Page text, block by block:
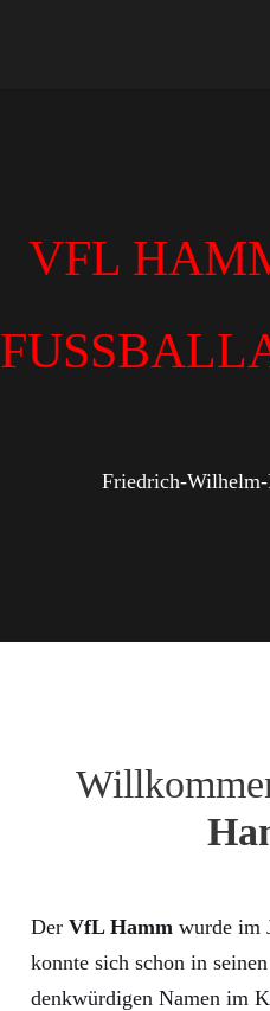
VFL
Friedrich-
Der VfL Hamm wurde im
konnte sich schon in
denkwürdigen Namen im